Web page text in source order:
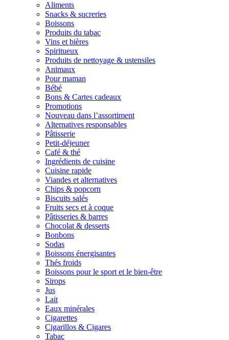
Aliments
Snacks & sucreries
Boissons
Produits du tabac
Vins et bières
Spiritueux
Produits de nettoyage & ustensiles
Animaux
Pour maman
Bébé
Bons & Cartes cadeaux
Promotions
Nouveau dans l’assortiment
Alternatives responsables
Pâtisserie
Petit-déjeuner
Café & thé
Ingrédients de cuisine
Cuisine rapide
Viandes et alternatives
Chips & popcorn
Biscuits salés
Fruits secs et à coque
Pâtisseries & barres
Chocolat & desserts
Bonbons
Sodas
Boissons énergisantes
Thés froids
Boissons pour le sport et le bien-être
Sirops
Jus
Lait
Eaux minérales
Cigarettes
Cigarillos & Cigares
Tabac